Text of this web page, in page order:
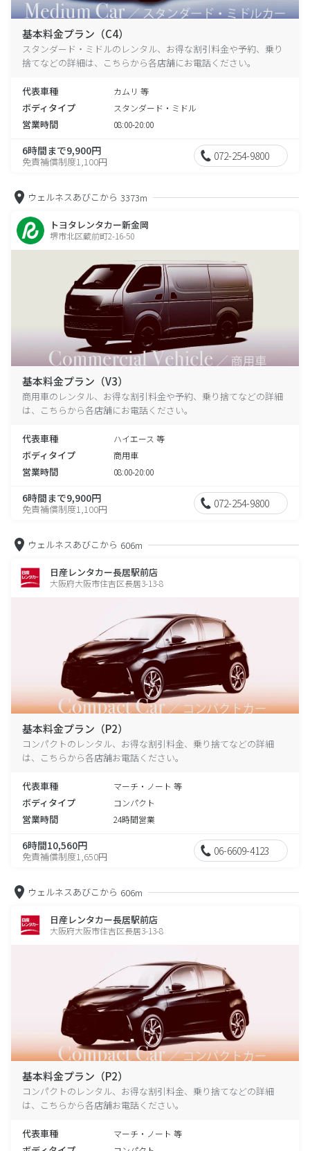
基本料金プラン（C4）
スタンダード・ミドルのレンタル、お得な割引料金や予約、乗り
捨てなどの詳細は、こちらから各店舗にお電話ください。
代表車種 カムリ 等
ボディタイプ スタンダード・ミドル
営業時間 08:00-20:00
6時間まで9,900円
免責補償制度1,100円 072-254-9800
ウェルネスあびこから 3373m
トヨタレンタカー新金岡
堺市北区蔵前町2-16-50
基本料金プラン（V3）
商用車のレンタル、お得な割引料金や予約、乗り捨てなどの詳細
は、こちらから各店舗にお電話ください。
代表車種 ハイエース 等
ボディタイプ 商用車
営業時間 08:00-20:00
6時間まで9,900円
免責補償制度1,100円 072-254-9800
ウェルネスあびこから 606m
日産レンタカー長居駅前店
大阪府大阪市住吉区長居3-13-8
基本料金プラン（P2）
コンパクトのレンタル、お得な割引料金、乗り捨てなどの詳細
は、こちらから各店舗お電話ください。
代表車種 マーチ・ノート 等
ボディタイプ コンパクト
営業時間 24時間営業
6時間10,560円
免責補償制度1,650円 06-6609-4123
ウェルネスあびこから 606m
日産レンタカー長居駅前店
大阪府大阪市住吉区長居3-13-8
基本料金プラン（P2）
コンパクトのレンタル、お得な割引料金、乗り捨てなどの詳細
は、こちらから各店舗お電話ください。
代表車種 マーチ・ノート 等